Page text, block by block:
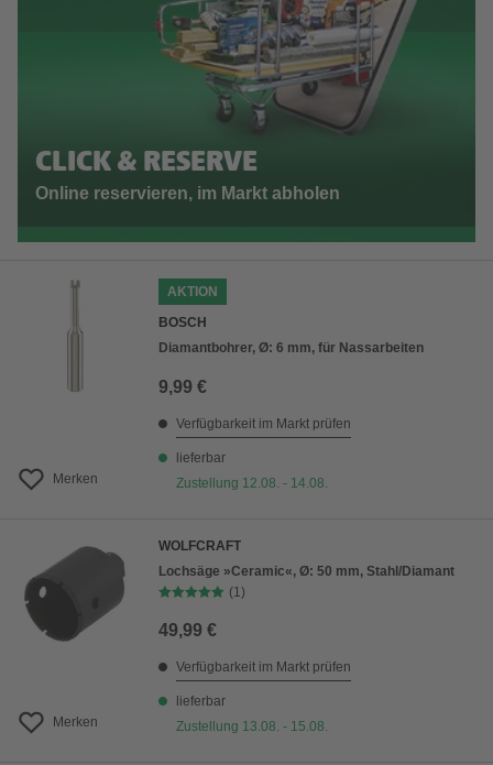
CLICK & RESERVE
Online reservieren, im Markt abholen
Merken
AKTION
BOSCH
Diamantbohrer, Ø: 6 mm, für Nassarbeiten
9,99 €
Verfügbarkeit im Markt prüfen
lieferbar
Zustellung 12.08. - 14.08.
Merken
WOLFCRAFT
Lochsäge »Ceramic«, Ø: 50 mm, Stahl/Diamant
(1)
49,99 €
Verfügbarkeit im Markt prüfen
lieferbar
Zustellung 13.08. - 15.08.